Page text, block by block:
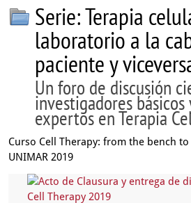
Serie: Terapia
laboratorio a la
paciente y
Un foro de discusión
investigadores
expertos en Terapia
Curso Cell Therapy: from the bench
UNIMAR 2019